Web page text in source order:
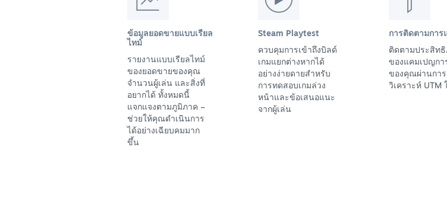
ข้อมูลยอดขายแบบเรียล
ไทม์
รายงานแบบเรียลไทม์
ของยอดขายของคุณ
จำนวนผู้เล่น และสิ่งที่
อยากได้ ทั้งหมดนี้
แจกแจงตามภูมิภาค –
ช่วยให้คุณดำเนินการ
ได้อย่างเฉียบคมมาก
ขึ้น
Steam Playtest
ควบคุมการเข้าถึงบิลด์
เกมแยกต่างหากได้
อย่างง่ายดายสำหรับ
การทดสอบเกมล่วง
หน้าและข้อเสนอแนะ
จากผู้เล่น
การติดตามการ
ติดตามประสิท
ของแคมเปญกา
ของคุณผ่านการ
วิเคราะห์ UTM